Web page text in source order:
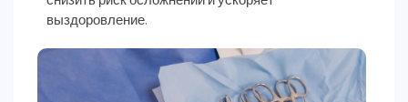
выздоровление.